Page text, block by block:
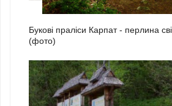
Букові праліси Карпат - перлина
(фото)